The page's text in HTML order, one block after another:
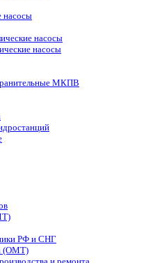
насосы
насосы
насосы
МКПВ
РФ и СНГ
(OMT)